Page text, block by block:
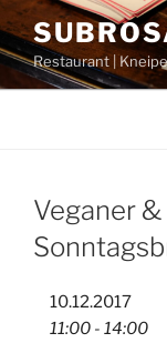
Zum
Inhalt
springenRestaurant |
Veganer
10.12.2017
11:00 - 14:00